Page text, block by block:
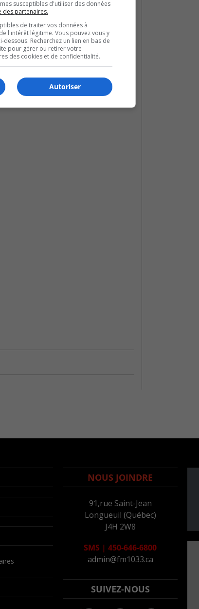
NOUS JOINDRE
91,rue Saint-Jean
Longueuil (Québec)
J4H 2W8
SMS | 450-646-6800
admin@fm1033.ca
SUIVEZ-NOUS
susceptibles d'utiliser des données
des partenaires.
de traiter vos données à
l'intérêt légitime. Vous pouvez vous y
Recherchez un lien en bas de
pour gérer ou retirer votre
des cookies et de confidentialité.
Autoriser